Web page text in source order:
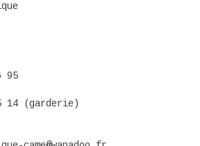
95
14 (garderie)